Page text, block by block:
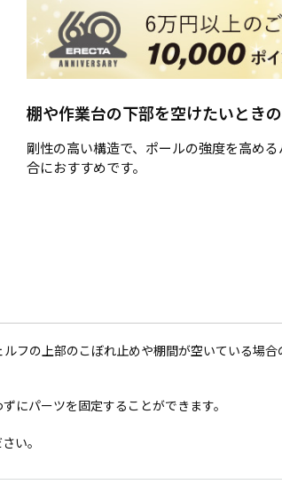
棚や作業台の下部を空けたいとき
剛性の高い構造で、ポールの強度を高め
合におすすめです。
フの上部のこぼれ止めや棚間が空いている場
にパーツを固定することができます。
い。